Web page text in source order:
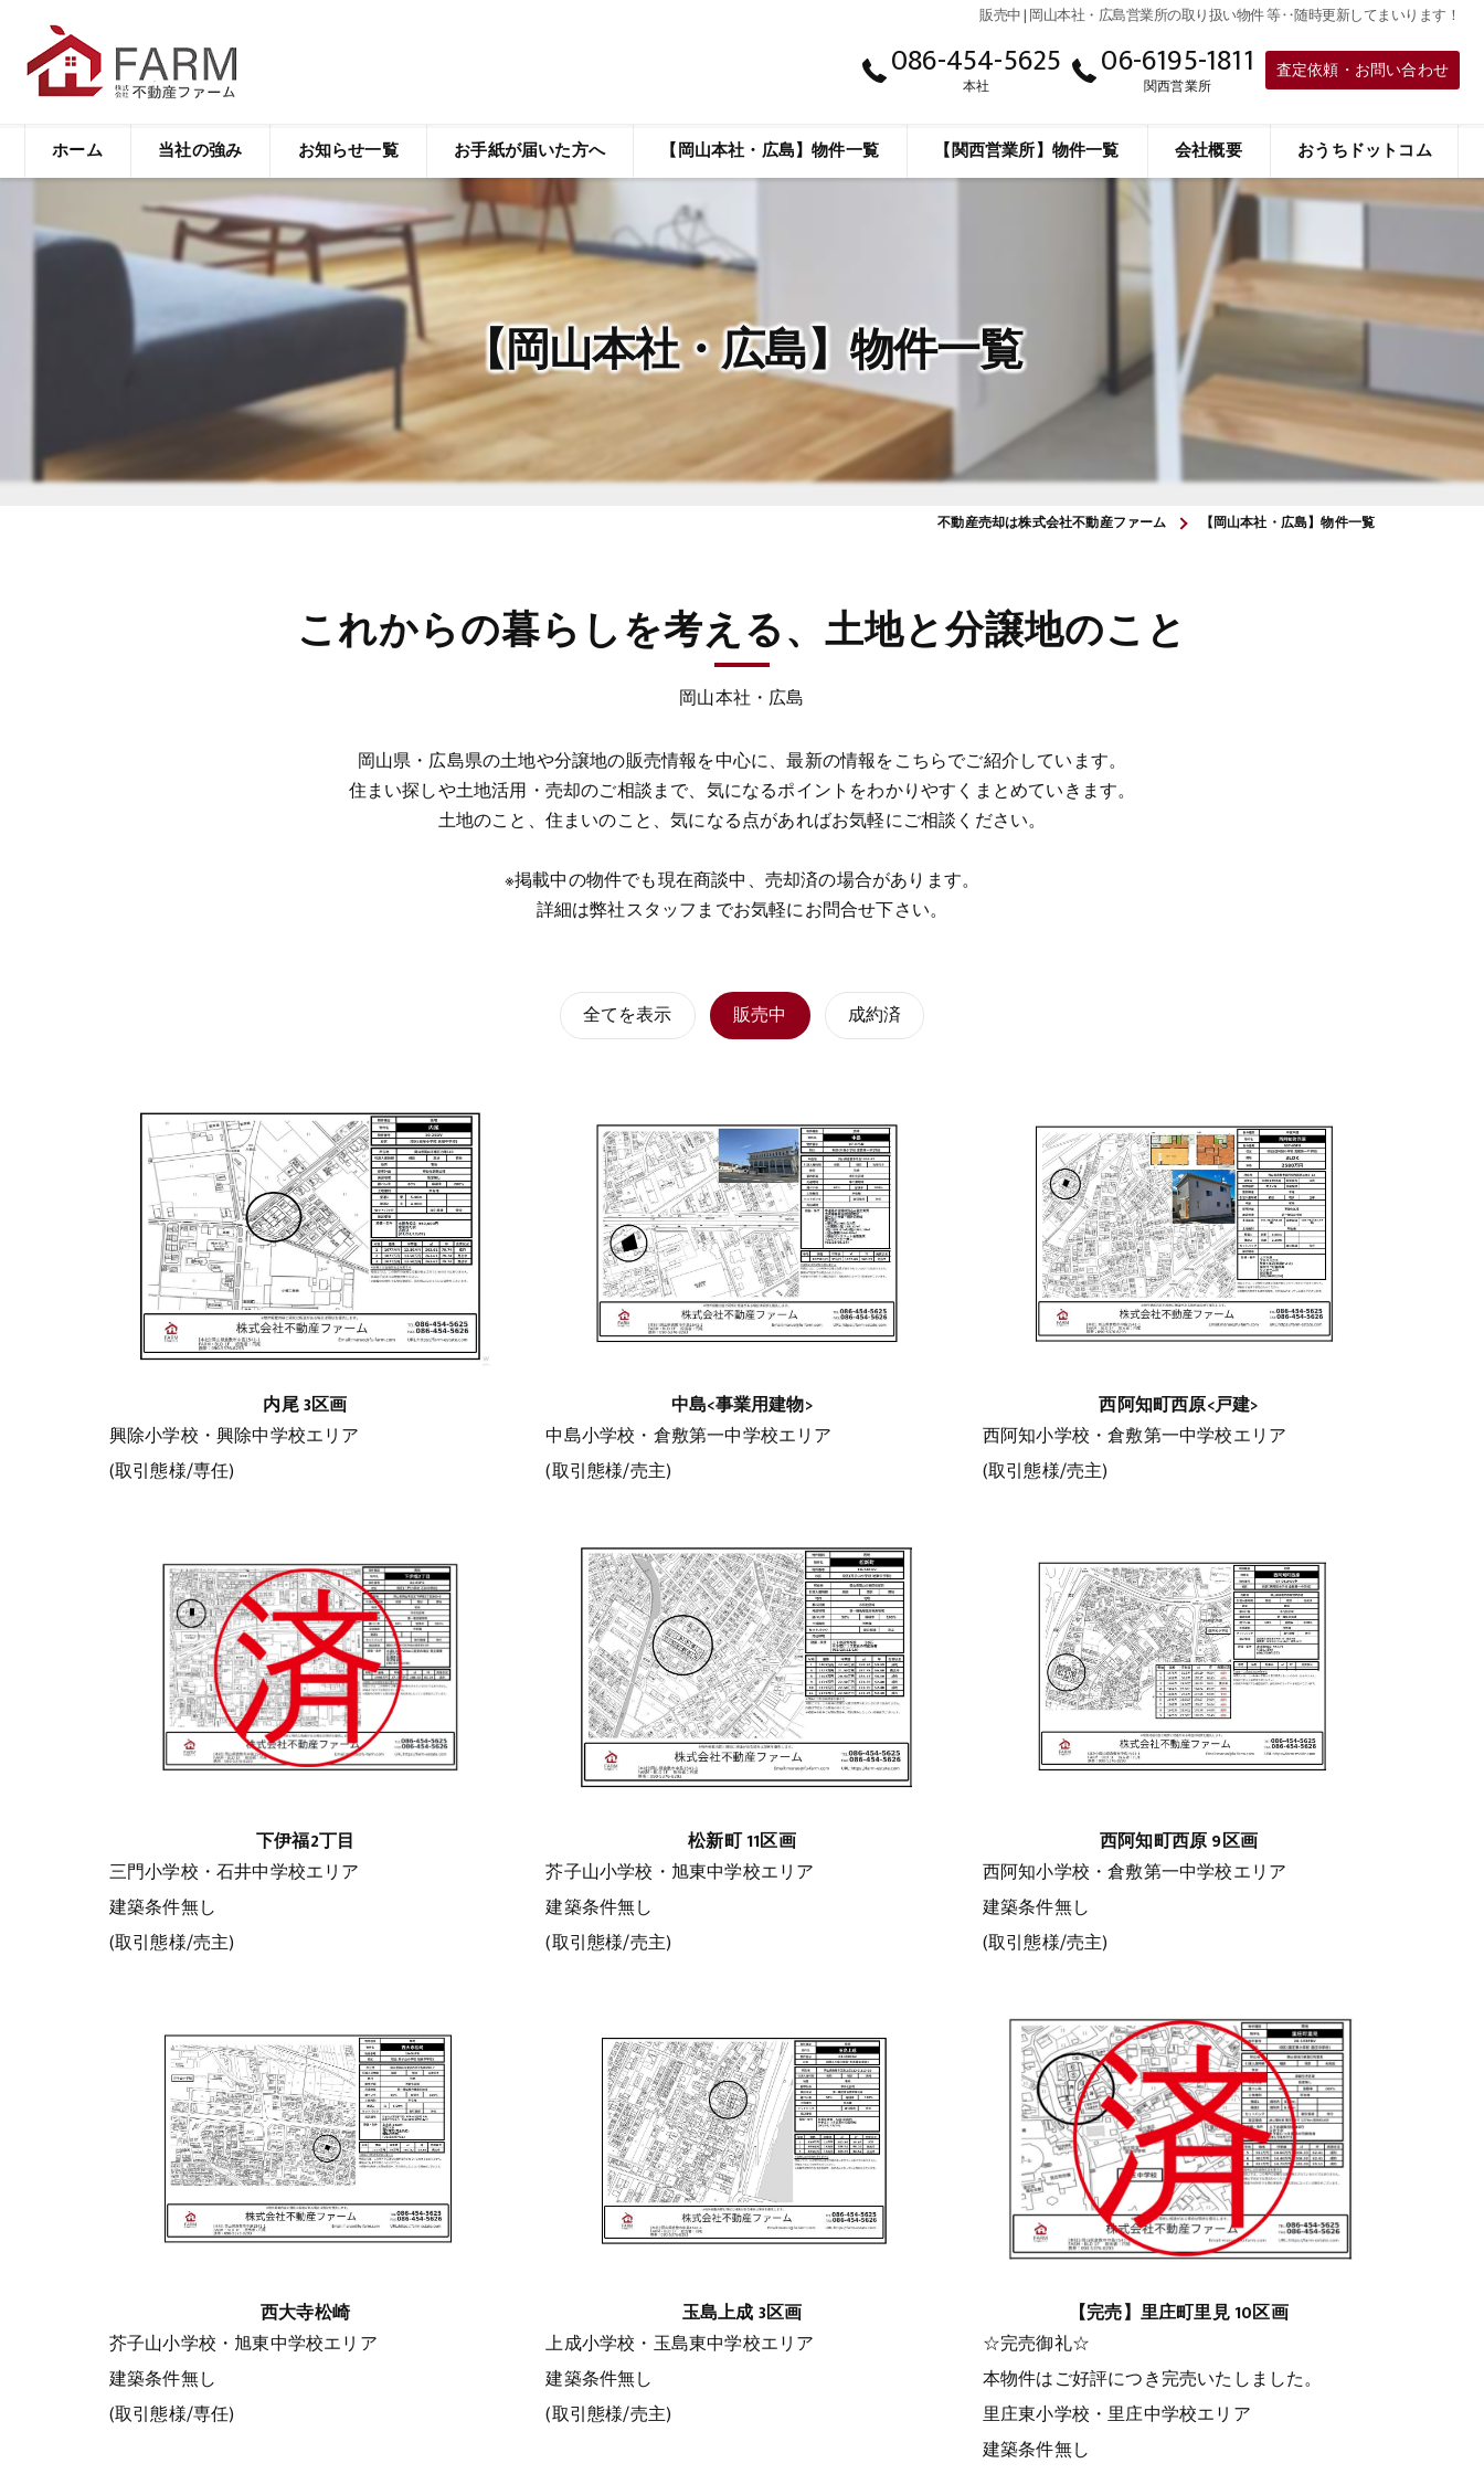
販売中 | 岡山本社・広島営業所の取り扱い物件 等‥随時更新してまいります！
086-454-5625
本社
06-6195-1811
関西営業所
査定依頼・お問い合わせ
ホーム 当社の強み お知らせ一覧 お手紙が届いた方へ
不動産のご相談(査定は任意です)
【岡山本社・広島】物件一覧 【関西営業所】物件一覧 会社概要
事業内容
代表挨拶
スタッフ
おうちドットコム
【岡山本社・広島】物件一覧
不動産売却は株式会社不動産ファーム 【岡山本社・広島】物件一覧
これからの暮らしを考える、土地と分譲地のこと
岡山本社・広島
岡山県・広島県の土地や分譲地の販売情報を中心に、最新の情報をこちらでご紹介しています。
住まい探しや土地活用・売却のご相談まで、気になるポイントをわかりやすくまとめていきます。
土地のこと、住まいのこと、気になる点があればお気軽にご相談ください。
※掲載中の物件でも現在商談中、売却済の場合があります。
詳細は弊社スタッフまでお気軽にお問合せ下さい。
全てを表示 販売中 成約済
内尾 3区画
興除小学校・興除中学校エリア
(取引態様/専任)
中島<事業用建物>
中島小学校・倉敷第一中学校エリア
(取引態様/売主)
西阿知町西原<戸建>
西阿知小学校・倉敷第一中学校エリア
(取引態様/売主)
下伊福2丁目
三門小学校・石井中学校エリア
建築条件無し
(取引態様/売主)
松新町 11区画
芥子山小学校・旭東中学校エリア
建築条件無し
(取引態様/売主)
西阿知町西原 9区画
西阿知小学校・倉敷第一中学校エリア
建築条件無し
(取引態様/売主)
西大寺松崎
芥子山小学校・旭東中学校エリア
建築条件無し
(取引態様/専任)
玉島上成 3区画
上成小学校・玉島東中学校エリア
建築条件無し
(取引態様/売主)
【完売】里庄町里見 10区画
☆完売御礼☆
本物件はご好評につき完売いたしました。
里庄東小学校・里庄中学校エリア
建築条件無し